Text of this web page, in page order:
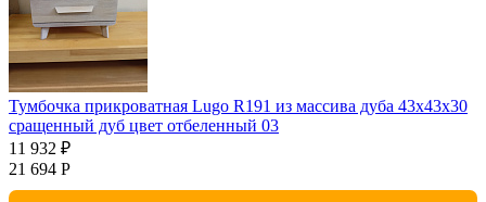
Тумбочка прикроватная Lugo R191 из массива дуба 43х43х30
сращенный дуб цвет отбеленный 03
11 932 ₽
21 694 Р